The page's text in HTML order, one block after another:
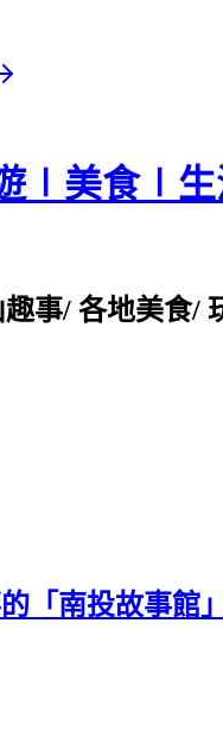
∣美食∣生
事/ 各地美食/
「南投故事